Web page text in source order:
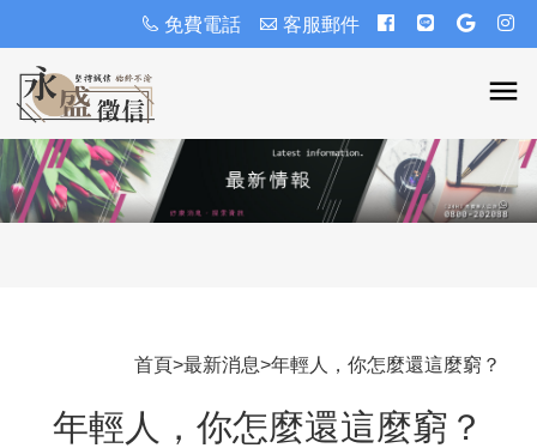
免費電話 客服郵件
首頁>最新消息>年輕人，你怎麼還這麼窮？
年輕人，你怎麼還這麼窮？